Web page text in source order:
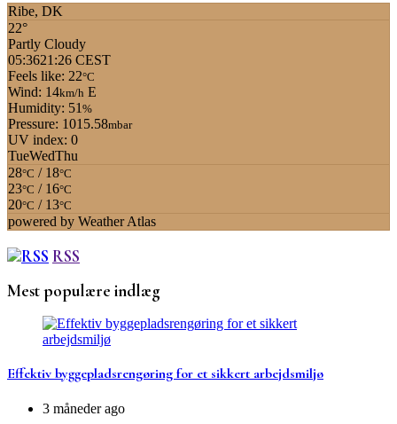
Ribe, DK
22°
Partly Cloudy
05:3621:26 CEST
Feels like: 22°C
Wind: 14km/h E
Humidity: 51 %
Pressure: 1015.58mbar
UV index: 0
TueWedThu
28°C / 18°C
23°C / 16°C
20°C / 13°C
powered by Weather Atlas
RSS
Mest populære indlæg
Effektiv byggepladsrengøring for et sikkert arbejdsmiljø
3 måneder ago